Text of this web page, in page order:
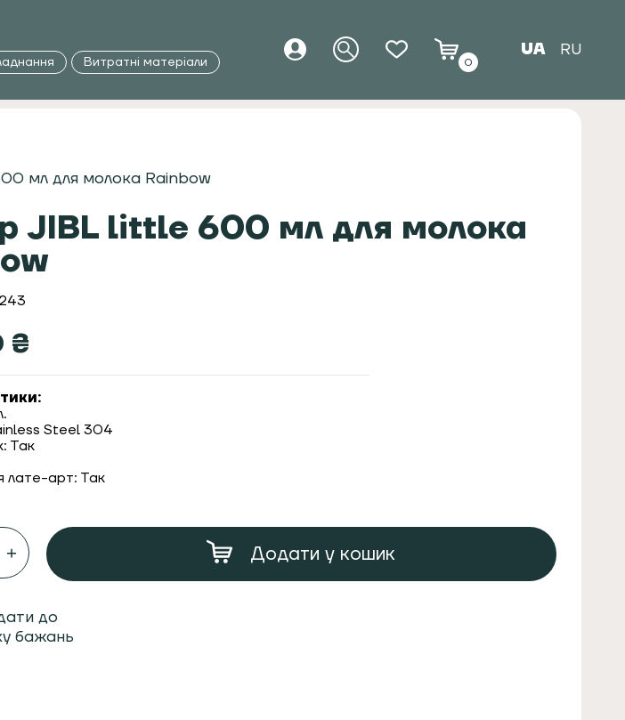
Витратні матеріали 0
UA RU
мл для молока Rainbow
JIBL little 600 мл для молока
₴
Steel 304
Так
лате-арт: Так
Додати у кошик
до
бажань